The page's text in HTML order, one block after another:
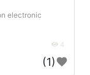
electronic
4
(1)